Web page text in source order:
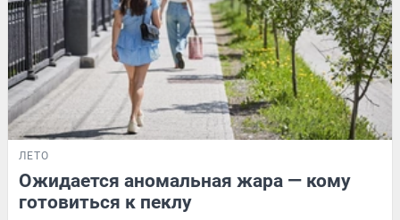
ЛЕТО
Ожидается аномальная жара — кому
готовиться к пеклу